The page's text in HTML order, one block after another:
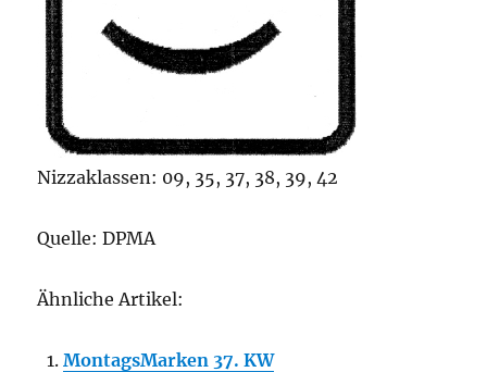
Nizzaklassen: 09, 35, 37, 38, 39, 42
Quelle: DPMA
Ähnliche Artikel:
MontagsMarken 37. KW